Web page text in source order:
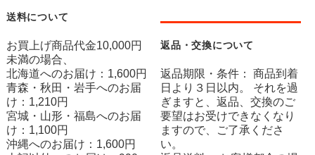
送料について
お買上げ商品代金10,000円
未満の場合、
北海道へのお届け：1,600円
青森・秋田・岩手へのお届
け：1,210円
宮城・山形・福島へのお届
け：1,100円
沖縄へのお届け：1,600円
返品・交換について
返品期限・条件： 商品到着
日より３日以内。 それを過
ぎますと、返品、交換のご
要望はお受けできなくなり
ますので、ご了承くださ
い。